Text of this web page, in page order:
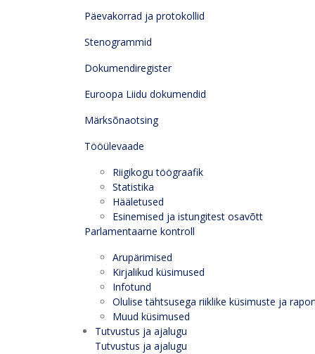
Päevakorrad ja protokollid
Stenogrammid
Dokumendiregister
Euroopa Liidu dokumendid
Märksõnaotsing
Tööülevaade
Riigikogu töögraafik
Statistika
Hääletused
Esinemised ja istungitest osavõtt
Parlamentaarne kontroll
Arupärimised
Kirjalikud küsimused
Infotund
Olulise tähtsusega riiklike küsimuste ja
Muud küsimused
Tutvustus ja ajalugu
Tutvustus ja ajalugu